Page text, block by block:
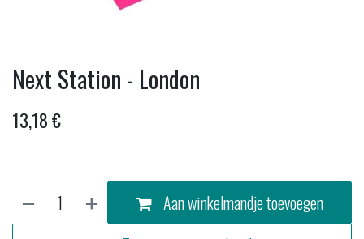
Next Station - London
13,18€
Aan winkelmandje toevoegen